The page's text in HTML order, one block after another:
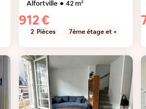
Alfortville 42m²
912 €
2 Pièces 7ème étage et +